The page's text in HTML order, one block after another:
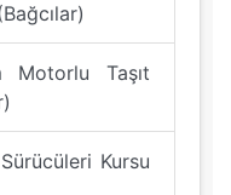
Motorlu Taşıt
Kursu